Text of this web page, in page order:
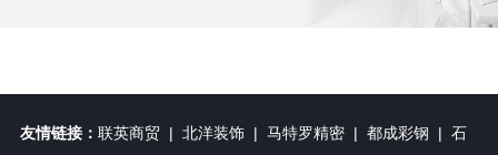
友情链接： 联英商贸| 北洋装饰| 马特罗精密| 都成彩钢 | 石